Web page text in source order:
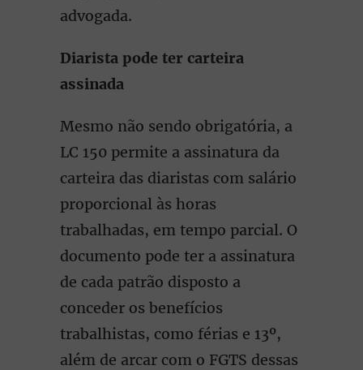
advogada.
Diarista pode ter carteira
assinada
Mesmo não sendo obrigatória, a
LC 150 permite a assinatura da
carteira das diaristas com salário
proporcional às horas
trabalhadas, em tempo parcial. O
documento pode ter a assinatura
de cada patrão disposto a
conceder os benefícios
trabalhistas, como férias e 13º,
além de arcar com o FGTS dessas